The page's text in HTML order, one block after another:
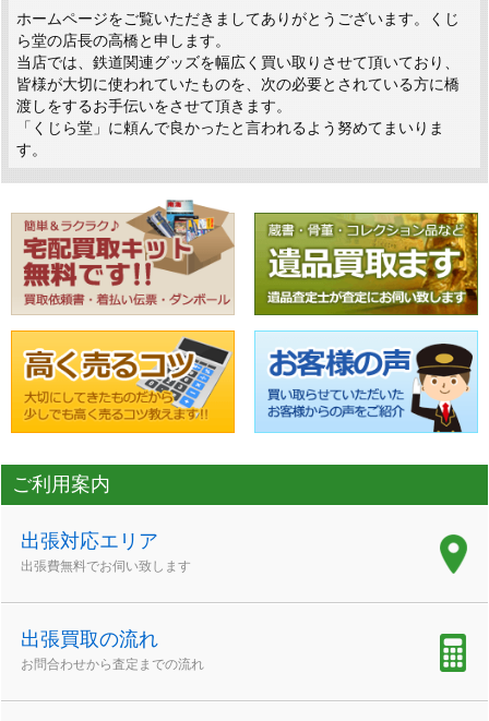
ホームページをご覧いただきましてありがとうございます。くじ
ら堂の店長の高橋と申します。
当店では、鉄道関連グッズを幅広く買い取りさせて頂いており、
皆様が大切に使われていたものを、次の必要とされている方に橋
渡しをするお手伝いをさせて頂きます。
「くじら堂」に頼んで良かったと言われるよう努めてまいりま
す。
ご利用案内
出張対応エリア
出張費無料でお伺い致します
出張買取の流れ
お問合わせから査定までの流れ